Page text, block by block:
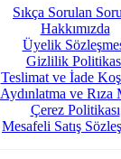
Sıkça Sorulan
Hakkımızda
Üyelik
Gizlilik
Teslimat ve İade
Aydınlatma ve Rıza
Çerez Politikası
Mesafeli Satış